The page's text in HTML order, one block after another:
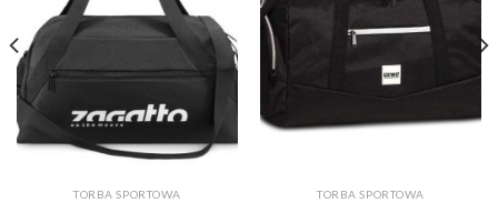
TORBA SPORTOWA TORBA SPORTOWA